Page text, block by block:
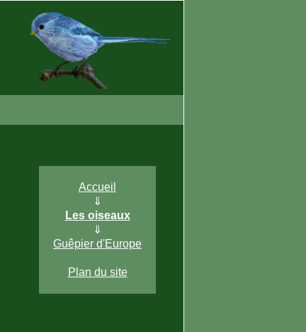
Accueil
⇓
Les oiseaux
⇓
Guêpier d'Europe
Plan du site